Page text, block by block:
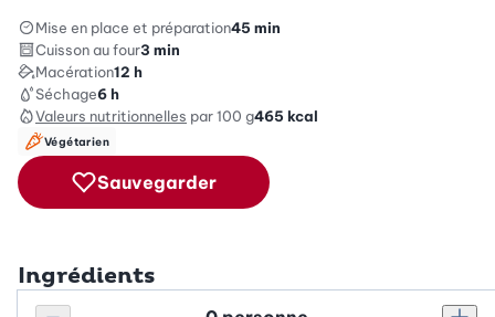
Mise en place et préparation45 min
Cuisson au four3 min
Macération12 h
Séchage6 h
Valeurs nutritionnelles par 100 g465 kcal
Végétarien
Sauvegarder
Ingrédients